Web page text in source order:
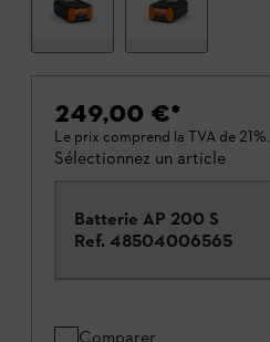
249,00 €*
Le prix comprend la TVA de 21%.
Sélectionnez un article
Batterie AP 200 S
Ref. 48504006565
Comparer